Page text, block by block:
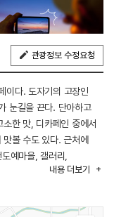
관광정보 수정요청
이다. 도자기의 고장인
눈길을 끈다. 단아하고
한 맛, 디카페인 중에서
맛볼 수도 있다. 근처에
예마을, 갤러리,
내용 더보기